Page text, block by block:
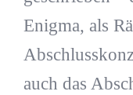
Enigma, als
auch das